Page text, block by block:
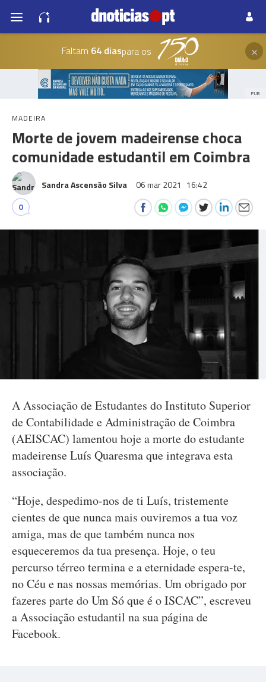
Faltam 64 diaspara os ×
PUB
MADEIRA
Morte de jovem madeirense choca
comunidade estudantil em Coimbra
Sandra Ascensão Silva 06 mar 2021 16:42
0
A Associação de Estudantes do Instituto Superior
de Contabilidade e Administração de Coimbra
(AEISCAC) lamentou hoje a morte do estudante
madeirense Luís Quaresma que integrava esta
associação.
“Hoje, despedimo-nos de ti Luís, tristemente
cientes de que nunca mais ouviremos a tua voz
amiga, mas de que também nunca nos
esqueceremos da tua presença. Hoje, o teu
percurso térreo termina e a eternidade espera-te,
no Céu e nas nossas memórias. Um obrigado por
fazeres parte do Um Só que é o ISCAC”, escreveu
a Associação estudantil na sua página de
Facebook.